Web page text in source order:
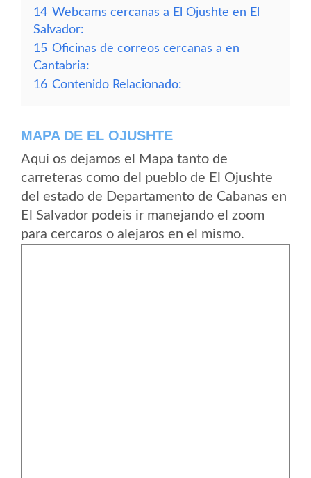
14 Webcams cercanas a El Ojushte en El
Salvador:
15 Oficinas de correos cercanas a en
Cantabria:
16 Contenido Relacionado:
MAPA DE EL OJUSHTE
Aqui os dejamos el Mapa tanto de
carreteras como del pueblo de El Ojushte
del estado de Departamento de Cabanas en
El Salvador podeis ir manejando el zoom
para cercaros o alejaros en el mismo.